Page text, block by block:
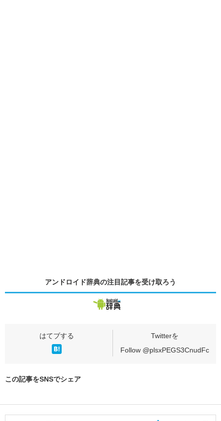
アンドロイド辞典の注目記事を受け取ろう
Follow @plsxPEGS3CnudFc
この記事をSNSでシェア